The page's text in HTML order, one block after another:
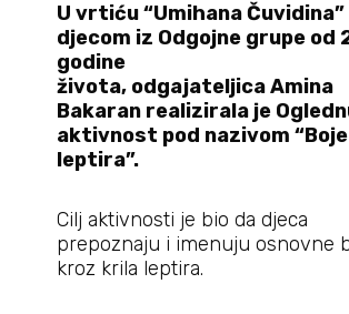
U vrtiću “Umihana Čuvidina”
djecom iz Odgojne grupe od
godine
života, odgajateljicaAmina
Bakaranrealizirala je
aktivnost pod nazivom “Boje
leptira”.
Cilj aktivnosti je bio da djeca
prepoznaju i imenuju osnovne
kroz krila leptira.